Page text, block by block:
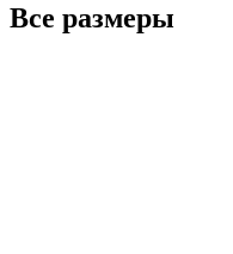
Все размеры